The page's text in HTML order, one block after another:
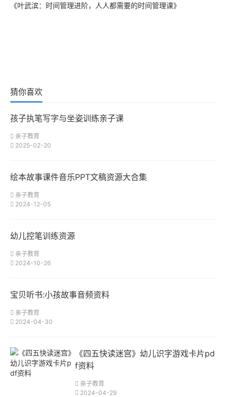
《叶武滨：时间管理进阶，人人都需要的时间管理课》
猜你喜欢
孩子执笔写字与坐姿训练亲子课
亲子教育
2025-02-20
绘本故事课件音乐PPT文稿资源大合集
亲子教育
2024-12-05
幼儿控笔训练资源
亲子教育
2024-10-26
宝贝听书:小孩故事音频资料
亲子教育
2024-04-30
《四五快读迷宫》幼儿识字游戏卡片pd
f资料
亲子教育
2024-04-29